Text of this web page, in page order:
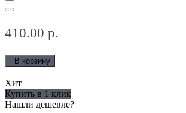
410.00 р.
В корзину
Хит
Купить в 1 клик
Нашли дешевле?